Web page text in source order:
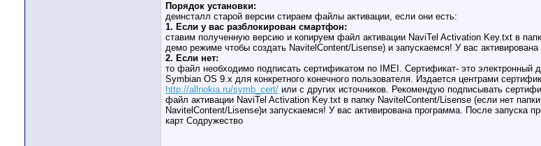
Порядок установки:
деинсталл старой версии стираем файлы активации, если они есть:
1. Если у вас разблокирован смартфон:
ставим полученную версию и копируем файл активации NaviTel Activation Key.txt в
демо режиме чтобы создать NavitelContent/Lisense) и запускаемся! У вас
2. Если нет:
то файл необходимо подписать сертификатом по IMEI. Сертификат- это
Symbian OS 9.х для конкретного конечного пользователя. Издается центрами
http://allnokia.ru/symb_cert/ или с других источников. Рекомендую подписывать
файл активации NaviTel Activation Key.txt в папку NavitelContent/Lisense (если нет
NavitelContent/Lisense)и запускаемся! У вас активирована программа. После запуска
карт Содружество